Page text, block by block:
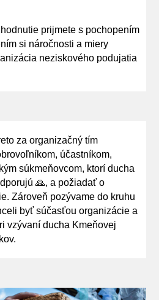
prijmete s pochopením
si náročnosti a miery
neziskového podujatia
za organizačný tím
účastníkom,
súkmeňovcom, ktorí ducha
🙏, a požiadať o
Zároveň pozývame do kruhu
byť súčasťou organizácie a
vzývaní ducha Kmeňovej